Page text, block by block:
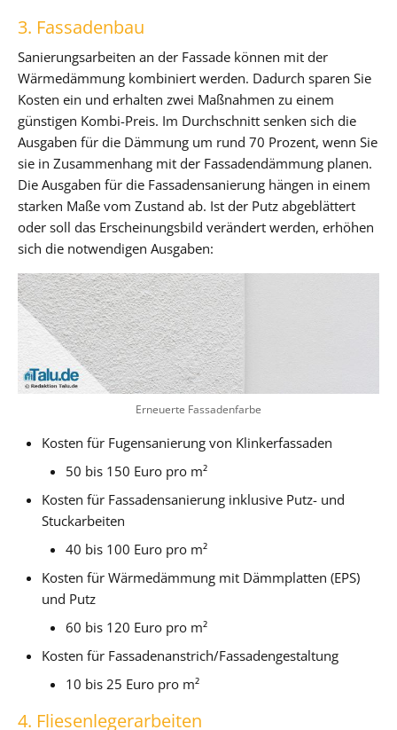
3. Fassadenbau
Sanierungsarbeiten an der Fassade können mit der
Wärmedämmung kombiniert werden. Dadurch sparen Sie
Kosten ein und erhalten zwei Maßnahmen zu einem
günstigen Kombi-Preis. Im Durchschnitt senken sich die
Ausgaben für die Dämmung um rund 70 Prozent, wenn Sie
sie in Zusammenhang mit der Fassadendämmung planen.
Die Ausgaben für die Fassadensanierung hängen in einem
starken Maße vom Zustand ab. Ist der Putz abgeblättert
oder soll das Erscheinungsbild verändert werden, erhöhen
sich die notwendigen Ausgaben:
Erneuerte Fassadenfarbe
Kosten für Fugensanierung von Klinkerfassaden
50 bis 150 Euro pro m²
Kosten für Fassadensanierung inklusive Putz- und
Stuckarbeiten
40 bis 100 Euro pro m²
Kosten für Wärmedämmung mit Dämmplatten (EPS)
und Putz
60 bis 120 Euro pro m²
Kosten für Fassadenanstrich/Fassadengestaltung
10 bis 25 Euro pro m²
4. Fliesenlegerarbeiten